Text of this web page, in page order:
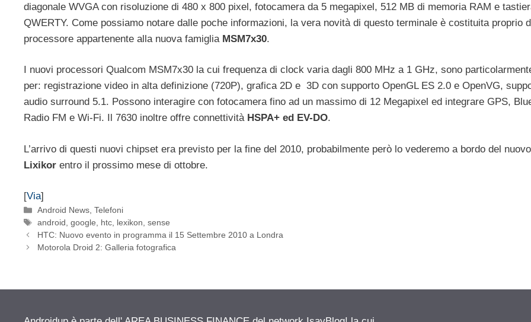
diagonale WVGA con risoluzione di 480 x 800 pixel, fotocamera da 5 megapixel, 512 MB di memoria RAM e
QWERTY. Come possiamo notare dalle poche informazioni, la vera novità di questo terminale è costituita proprio
processore appartenente alla nuova famigliaMSM7x30.
I nuovi processori Qualcom MSM7x30 la cui frequenza di clock varia dagli 800 MHz a 1 GHz, sono
per: registrazione video in alta definizione (720P), grafica 2D e 3D con supporto OpenGL ES 2.0 e OpenVG,
audio surround 5.1. Possono interagire con fotocamera fino ad un massimo di 12 Megapixel ed integrare GPS,
Radio FM e Wi-Fi. Il 7630 inoltre offre connettività HSPA+ ed EV-DO.
L’arrivo di questi nuovi chipset era previsto per la fine del 2010, probabilmente però lo vederemo a bordo del nuovo
Lixikor entro il prossimo mese di ottobre.
[Via]
Categorie
Android News,Telefoni
Tag
android,google, htc, lexikon,sense
HTC: Nuovo evento in programma il 15 Settembre 2010 a Londra
Motorola Droid 2: Galleria fotografica